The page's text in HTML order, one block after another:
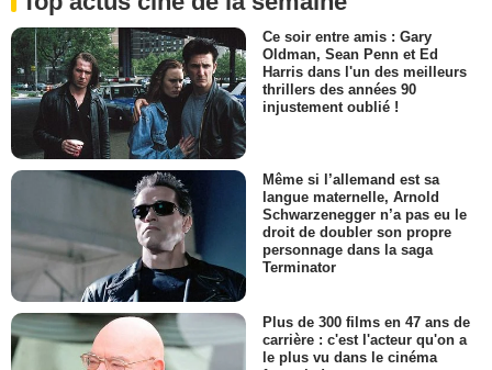
Ce soir entre amis : Gary
Oldman, Sean Penn et Ed
Harris dans l'un des meilleurs
thrillers des années 90
injustement oublié !
Même si l’allemand est sa
langue maternelle, Arnold
Schwarzenegger n’a pas eu le
droit de doubler son propre
personnage dans la saga
Terminator
Plus de 300 films en 47 ans de
carrière : c'est l'acteur qu'on a
le plus vu dans le cinéma